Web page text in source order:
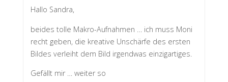
Hallo Sandra,
beides tolle Makro-Aufnahmen … ich muss Moni
recht geben, die kreative Unschärfe des ersten
Bildes verleiht dem Bild irgendwas einzigartiges.
Gefällt mir … weiter so